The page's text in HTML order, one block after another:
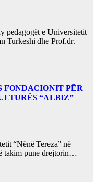
pedagogët e Universitetit
Turkeshi dhe Prof.dr.
FONDACIONIT PËR
“ALBIZ”
“Nënë Tereza” në
takim pune drejtorin…